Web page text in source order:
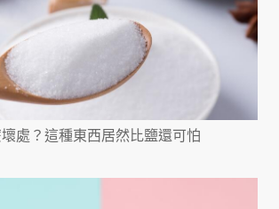
處？這種東西居然比鹽還可怕